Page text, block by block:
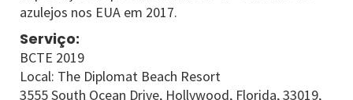
azulejos nos EUA em 2017.
Serviço:
BCTE 2019
Local: The Diplomat Beach Resort
3555 South Ocean Drive, Hollywood, Florida, 33019,